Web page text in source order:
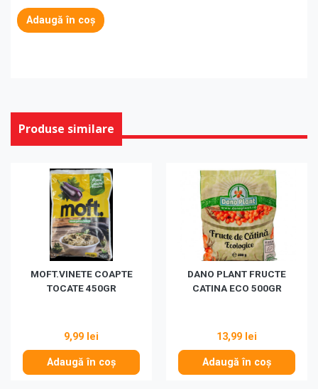
Adaugă în coș
Produse similare
MOFT.VINETE COAPTE
TOCATE 450GR
9,99 lei
Adaugă în coș
DANO PLANT FRUCTE
CATINA ECO 500GR
13,99 lei
Adaugă în coș